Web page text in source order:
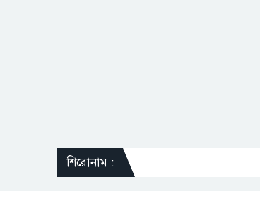
শিরোনাম :